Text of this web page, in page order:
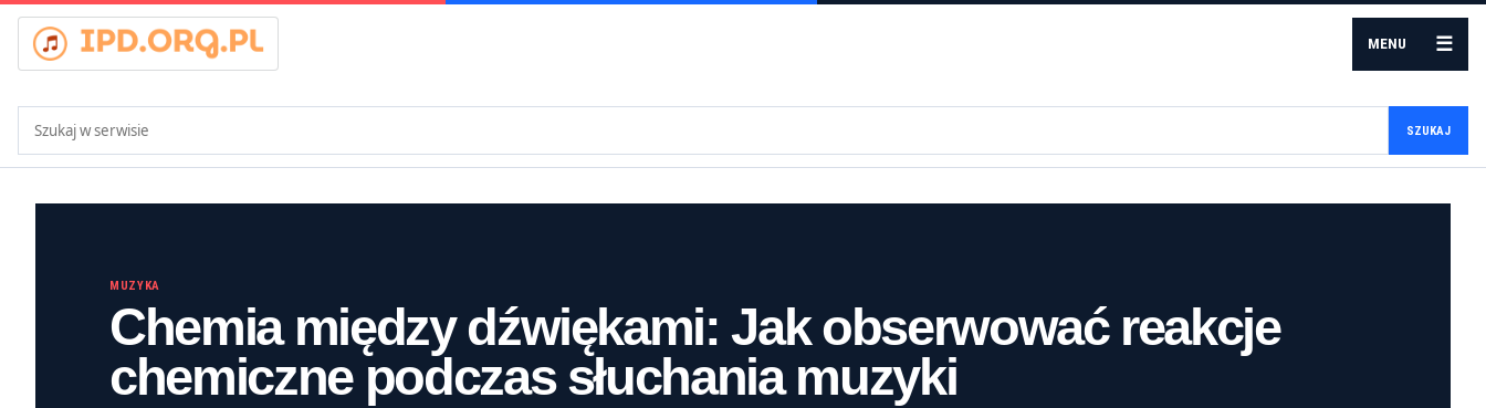
MENU ☰
SZUKAJ
MUZYKA
Chemia między dźwiękami: Jak obserwować reakcje
chemiczne podczas słuchania muzyki